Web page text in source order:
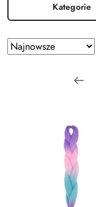
Kategorie
Zastosowano
sortowanie:
Sortuj
według